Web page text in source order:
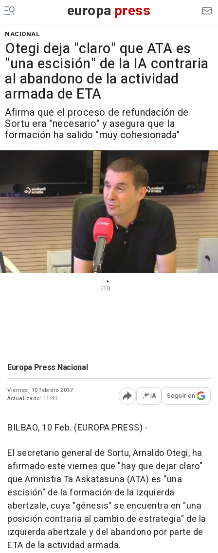
europa press
NACIONAL
Otegi deja "claro" que ATA es
"una escisión" de la IA contraria
al abandono de la actividad
armada de ETA
Afirma que el proceso de refundación de
Sortu era "necesario" y asegura que la
formación ha salido "muy cohesionada"
ETB
Europa Press Nacional
Viernes, 10 febrero 2017
Actualizado: 11:41
Abrir opciones para
IA Seguir en
BILBAO, 10 Feb. (EUROPA PRESS) -
El secretario general de Sortu, Arnaldo Otegi, ha
afirmado este viernes que "hay que dejar claro"
que Amnistia Ta Askatasuna (ATA) es "una
escisión" de la formación de la izquierda
abertzale, cuya "génesis" se encuentra en "una
posición contraria al cambio de estrategia" de la
izquierda abertzale y del abandono por parte de
ETA de la actividad armada.